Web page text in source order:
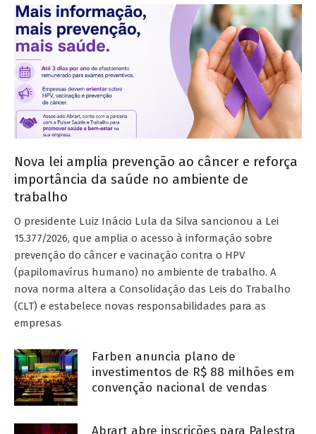
Nova lei amplia prevenção ao câncer e reforça
importância da saúde no ambiente de
trabalho
O presidente Luiz Inácio Lula da Silva sancionou a Lei
15.377/2026, que amplia o acesso à informação sobre
prevenção do câncer e vacinação contra o HPV
(papilomavírus humano) no ambiente de trabalho. A
nova norma altera a Consolidação das Leis do Trabalho
(CLT) e estabelece novas responsabilidades para as
empresas
Farben anuncia plano de
investimentos de R$ 88 milhões em
convenção nacional de vendas